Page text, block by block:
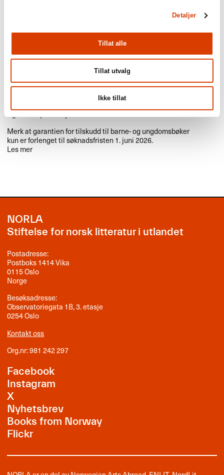
Detaljer
Tillat alle
Tillat utvalg
Ikke tillat
Søknadsfrist: Tilskudd til oversettelse
og produksjonstilskudd til illustrerte
bøker
Søknadsfrist: Tilskudd til oversettelse og
produksjonstilskudd til illustrerte bøker.
Les om tilskudd til oversettelse her
Og les om produksjonstilskudd her
Merk at garantien for tilskudd til barne- og ungdomsbøker
kun er forlenget til søknadsfristen 1. juni 2026.
Les mer
NORLA
Stiftelse for norsk litteratur i utlandet
Postadresse:
Postboks 1414 Vika
0115 Oslo
Norge
Besøksadresse:
Observatoriegata 1B, 3. etasje
0254 Oslo
Kontakt oss
Org.nr: 981 242 297
Facebook
Instagram
X
Nyhetsbrev
Books from Norway
Flickr